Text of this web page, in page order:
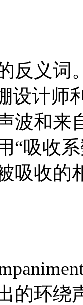
反义词
设计师
波和来
“吸收
吸收的
的环绕